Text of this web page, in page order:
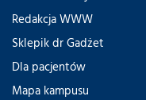
Redakcja WWW
Sklepik dr Gadżet
Dla pacjentów
Mapa kampusu